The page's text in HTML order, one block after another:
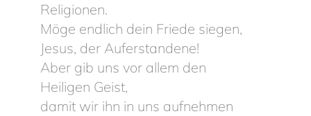
Religionen.
Möge endlich dein Friede siegen,
Jesus, der Auferstandene!
Aber gib uns vor allem den
Heiligen Geist,
damit wir ihn in uns aufnehmen